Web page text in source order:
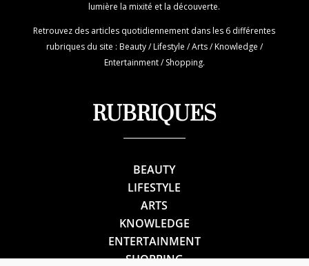
lumière la mixité et la découverte.
Retrouvez des articles quotidiennement dans les 6 différentes
rubriques du site : Beauty / Lifestyle / Arts / Knowledge /
Entertainment / Shopping.
RUBRIQUES
BEAUTY
LIFESTYLE
ARTS
KNOWLEDGE
ENTERTAINMENT
SHOPPING